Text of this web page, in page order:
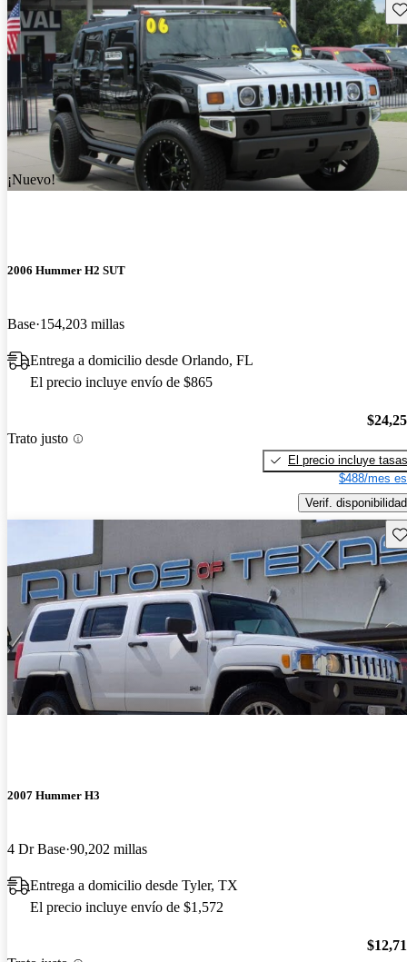
¡Nuevo!
2006 Hummer H2 SUT
Base 154,203 millas
Entrega a domicilio desde Orlando, FL
El precio incluye envío de $865
Trato justo
El precio incluye tasas
$488/mes
Verif. disponibilidad
2007 Hummer H3
4 Dr Base 90,202 millas
Entrega a domicilio desde Tyler, TX
El precio incluye envío de $1,572